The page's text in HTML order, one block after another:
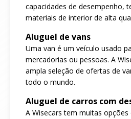
capacidades de desempenho,
materiais de interior de alta
Aluguel de vans
Uma van é um veículo usado
mercadorias ou pessoas. A
ampla seleção de ofertas de
todo o mundo.
Aluguel de carros com
A Wisecars tem muitas opções